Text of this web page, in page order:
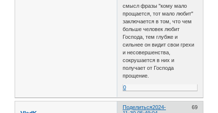
смысл фразы "кому мало
прощается, тот мало любит"
заключается в том, что чем
больше человек любит
Господа, тем глубже и
сильнее он видит свои грехи
и несовершенства,
сокрушается в них и
получает от Господа
прощение.
0
Поделиться 69
2024-